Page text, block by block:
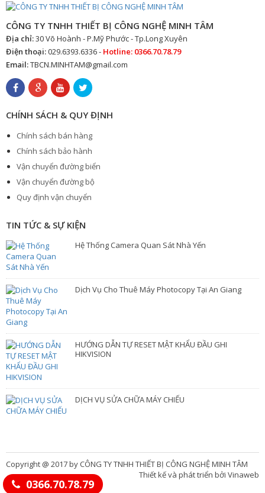
CÔNG TY TNHH THIẾT BỊ CÔNG NGHỆ MINH TÂM
Địa chỉ:30 Võ Hoành - P.Mỹ Phước - Tp.Long Xuyên
Điện thoại:029.6393.6336 - Hotline: 0366.70.78.79
Email:TBCN.MINHTAM@gmail.com
CHÍNH SÁCH & QUY ĐỊNH
Chính sách bán hàng
Chính sách bảo hành
Vận chuyển đường biển
Vận chuyển đường bộ
Quy định vận chuyển
TIN TỨC & SỰ KIỆN
Hệ Thống Camera Quan Sát Nhà Yến
Dịch Vụ Cho Thuê Máy Photocopy Tại An Giang
HƯỚNG DẪN TỰ RESET MẬT KHẨU ĐẦU GHI
HIKVISION
DỊCH VỤ SỬA CHỮA MÁY CHIẾU
Copyright @ 2017 by CÔNG TY TNHH THIẾT BỊ CÔNG NGHỆ MINH TÂM
Thiết kế và phát triển bởi Vinaweb
0366.70.78.79